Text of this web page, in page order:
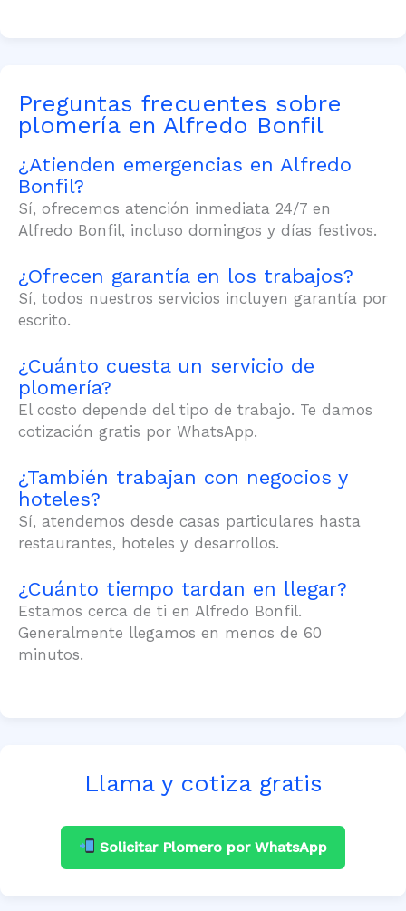
Preguntas frecuentes sobre
plomería en Alfredo Bonfil
¿Atienden emergencias en Alfredo
Bonfil?
Sí, ofrecemos atención inmediata 24/7 en
Alfredo Bonfil, incluso domingos y días festivos.
¿Ofrecen garantía en los trabajos?
Sí, todos nuestros servicios incluyen garantía por
escrito.
¿Cuánto cuesta un servicio de
plomería?
El costo depende del tipo de trabajo. Te damos
cotización gratis por WhatsApp.
¿También trabajan con negocios y
hoteles?
Sí, atendemos desde casas particulares hasta
restaurantes, hoteles y desarrollos.
¿Cuánto tiempo tardan en llegar?
Estamos cerca de ti en Alfredo Bonfil.
Generalmente llegamos en menos de 60
minutos.
Llama y cotiza gratis
Solicitar Plomero por WhatsApp